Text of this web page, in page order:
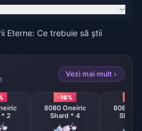
Eterne: Ce trebuie să știi
Vezi mai mult ›
* 2
-16%
8080 Oneiric
Shard * 4
8080
Shard